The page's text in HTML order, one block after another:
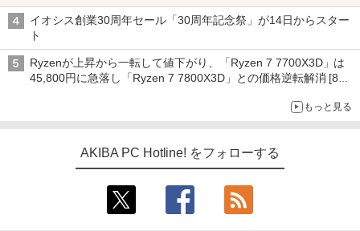
イオシス創業30周年セール「30周年記念祭」が14日からスター
ト
Ryzenが上昇から一転して値下がり、「Ryzen 7 7700X3D」は
45,800円に急落し「Ryzen 7 7800X3D」との価格逆転解消 [8月
もっと見る
AKIBA PC Hotline! をフォローする